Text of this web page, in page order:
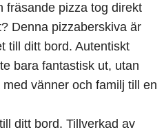
fräsande pizza tog direkt
Denna pizzaberskiva är
till ditt bord. Autentiskt
bara fantastisk ut, utan
vänner och familj till en
ditt bord. Tillverkad av